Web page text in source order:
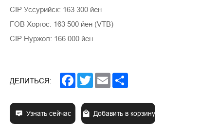
CIP Уссурийск: 163 300 йен
FOB Хоргос: 163 500 йен (VTB)
CIP Нуржол: 166 000 йен
ДЕЛИТЬСЯ: Facebook
TwitterEmail
Узнать сейчас Добавить в корзину